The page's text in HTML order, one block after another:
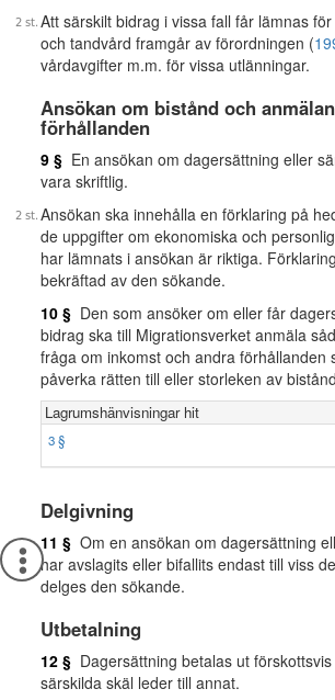
Att särskilt bidrag i vissa fall får lämnas
och tandvård framgår av förordningen (
vårdavgifter m.m. för vissa utlänningar.
Ansökan om bistånd och
förhållanden
9 § En ansökan om dagersättning eller
vara skriftlig.
Ansökan ska innehålla en förklaring på
de uppgifter om ekonomiska och
har lämnats i ansökan är riktiga.
bekräftad av den sökande.
10 § Den som ansöker om eller får
bidrag ska till Migrationsverket anmäla
fråga om inkomst och andra förhållanden
påverka rätten till eller storleken av
Lagrumshänvisningar hit
3 §
Delgivning
11 § Om en ansökan om dagersättning
har avslagits eller bifallits endast till viss
delges den sökande.
Utbetalning
12 § Dagersättning betalas ut
särskilda skäl leder till annat.